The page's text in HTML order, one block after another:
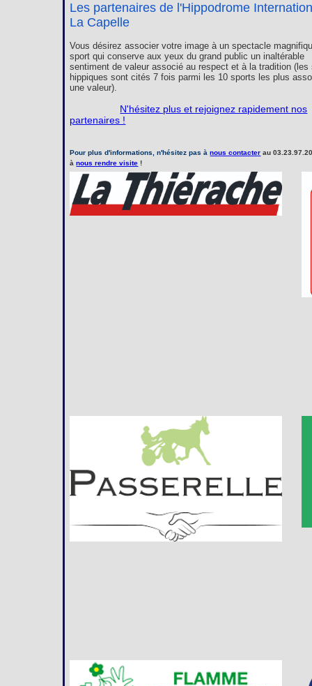
Les partenaires de l'Hippodrome
La Capelle
Vous désirez associer votre image à un spectacle
sport qui conserve aux yeux du grand public un inaltérable
sentiment de valeur associé au respect et à la tradition (les
hippiques sont cités 7 fois parmi les 10 sports les plus
une valeur).
N'hésitez plus et rejoignez rapidement nos
partenaires !
Pour plus d'informations, n'hésitez pas ànous contacter au
ànous rendre visite !